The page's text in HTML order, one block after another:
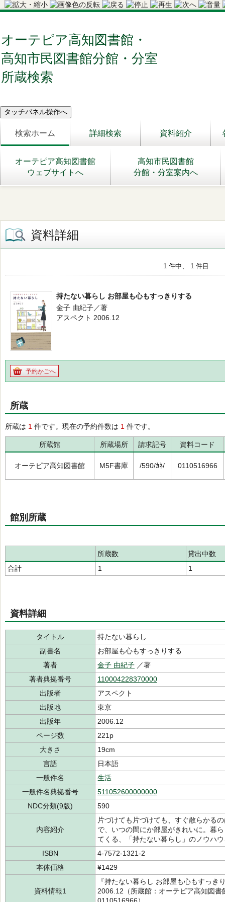
オーテピア高知図書館・
高知市民図書館分館・分室
所蔵検索
検索ホーム 詳細検索 資料紹介
オーテピア高知図書館
ウェブサイトへ
高知市民図書館
分館・分室案内へ
資料詳細
1 件中、 1 件目
持たない暮らし お部屋も心もすっきりする
金子 由紀子／著
アスペクト 2006.12
予約かごへ
所蔵
所蔵は 1 件です。現在の予約件数は 1 件です。
所蔵館 所蔵場所 請求記号 資料コード
オーテピア高知図書館 M5F書庫 /590/ｶﾈ/ 0110516966
館別所蔵
所蔵数
貸出中数
合計
1 1
資料詳細
タイトル
持たない暮らし
副書名
お部屋も心もすっきりする
著者
金子 由紀子 ／著
著者典拠番号
110004228370000
出版者
アスペクト
出版地
東京
出版年
2006.12
ページ数
221p
大きさ
19cm
言語
日本語
一般件名
生活
一般件名典拠番号
511052600000000
NDC分類(9版)
590
内容紹介
片づけても片づけても、すぐ散らかる
で、いつの間にか部屋がきれいに。暮
てくる、「持たない暮らし」のノウハ
ISBN
4-7572-1321-2
本体価格
¥1429
資料情報1
『持たない暮らし お部屋も心もす
2006.12（所蔵館：オーテピア高知